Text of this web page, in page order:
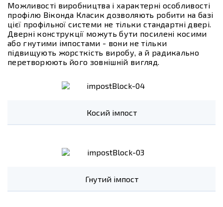
Можливості виробництва і характерні особливості
профілю Віконда Класик дозволяють робити на базі
цієї профільної системи не тільки стандартні двері.
Дверні конструкції можуть бути посилені косими
або гнутими імпостами - вони не тільки
підвищують жорсткість виробу, а й радикально
перетворюють його зовнішній вигляд.
Косий імпост
Гнутий імпост